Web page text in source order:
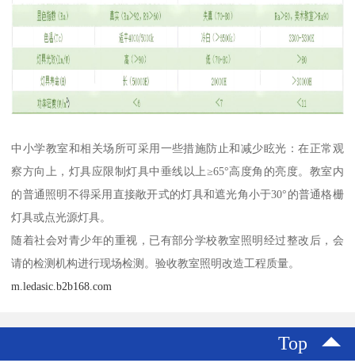
中小学教室和相关场所可采用一些措施防止和减少眩光：在正常观
察方向上，灯具应限制灯具中垂线以上≥65°高度角的亮度。教室内
的普通照明不得采用直接敞开式的灯具和遮光角小于30°的普通格栅
灯具或点光源灯具。
随着社会对青少年的重视，已有部分学校教室照明经过整改后，会
请的检测机构进行现场检测。验收教室照明改造工程质量。
m.ledasic.b2b168.com
Top